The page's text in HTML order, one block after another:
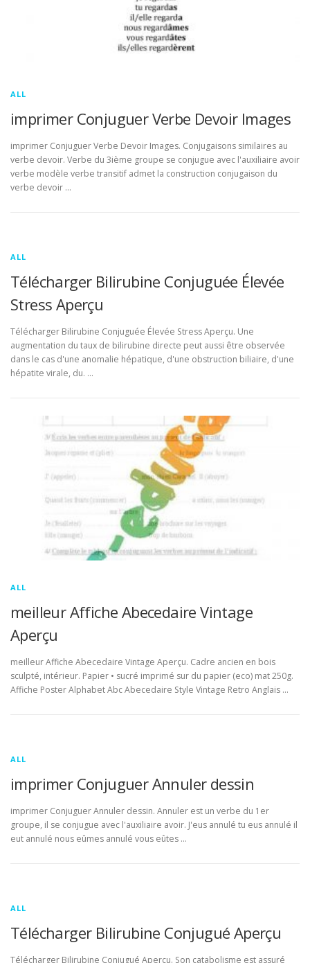
ALL
imprimer Conjuguer Verbe Devoir Images
imprimer Conjuguer Verbe Devoir Images. Conjugaisons similaires au
verbe devoir. Verbe du 3ième groupe se conjugue avec l'auxiliaire avoir
verbe modèle verbe transitif admet la construction conjugaison du
verbe devoir …
ALL
Télécharger Bilirubine Conjuguée Élevée
Stress Aperçu
Télécharger Bilirubine Conjuguée Élevée Stress Aperçu. Une
augmentation du taux de bilirubine directe peut aussi être observée
dans le cas d'une anomalie hépatique, d'une obstruction biliaire, d'une
hépatite virale, du. …
ALL
meilleur Affiche Abecedaire Vintage
Aperçu
meilleur Affiche Abecedaire Vintage Aperçu. Cadre ancien en bois
sculpté, intérieur. Papier • sucré imprimé sur du papier (eco) mat 250g.
Affiche Poster Alphabet Abc Abecedaire Style Vintage Retro Anglais …
ALL
imprimer Conjuguer Annuler dessin
imprimer Conjuguer Annuler dessin. Annuler est un verbe du 1er
groupe, il se conjugue avec l'auxiliaire avoir. J'eus annulé tu eus annulé il
eut annulé nous eûmes annulé vous eûtes …
ALL
Télécharger Bilirubine Conjugué Aperçu
Télécharger Bilirubine Conjugué Aperçu. Son catabolisme est assuré